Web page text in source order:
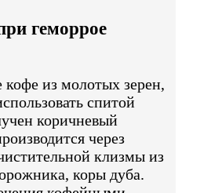
геморрое
из молотых зерен,
спитой
коричневый
через
клизмы из
коры дуба.